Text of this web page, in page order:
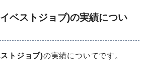
ベストジョブ)の実績につい
トジョブ)の実績についてです。